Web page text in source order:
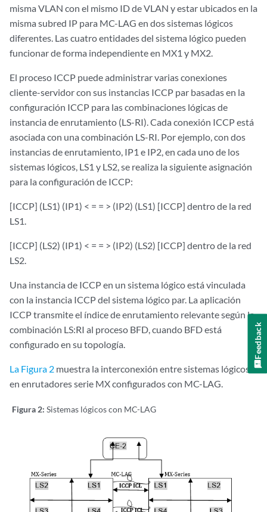
misma VLAN con el mismo ID de VLAN y estar ubicados en la
misma subred IP para MC-LAG en dos sistemas lógicos
diferentes. Las cuatro entidades del sistema lógico pueden
funcionar de forma independiente en MX1 y MX2.
El proceso ICCP puede administrar varias conexiones
cliente-servidor con sus instancias ICCP par basadas en la
configuración ICCP para las combinaciones lógicas de
instancia de enrutamiento (LS-RI). Cada conexión ICCP está
asociada con una combinación LS-RI. Por ejemplo, con dos
instancias de enrutamiento, IP1 e IP2, en cada uno de los
sistemas lógicos, LS1 y LS2, se realiza la siguiente asignación
para la configuración de ICCP:
[ICCP] (LS1) (IP1) < = = > (IP2) (LS1) [ICCP] dentro de la red
LS1.
[ICCP] (LS2) (IP1) < = = > (IP2) (LS2) [ICCP] dentro de la red
LS2.
Una instancia de ICCP en un sistema lógico está vinculada
con la instancia ICCP del sistema lógico par. La aplicación
ICCP transmite el índice de enrutamiento relevante según la
combinación LS:RI al proceso BFD, cuando BFD está
configurado en su topología.
La Figura 2 muestra la interconexión entre sistemas lógicos
en enrutadores serie MX configurados con MC-LAG.
Figura 2: Sistemas lógicos con MC-LAG
Feedback